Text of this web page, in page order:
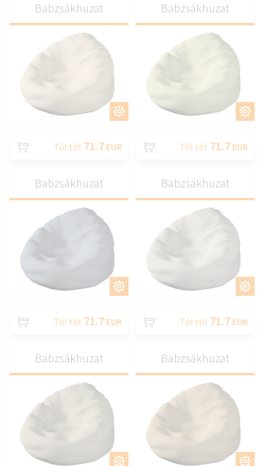
TESTRESZAB
Babzsákhuzat
Tól től 71.7 EUR
TESTRESZAB
Babzsákhuzat
Tól től 71.7 EUR
TESTRESZAB
Babzsákhuzat
Tól től 71.7 EUR
TESTRESZAB
Babzsákhuzat
Tól től 71.7 EUR
TESTRESZAB
Babzsákhuzat
TESTRESZAB
Babzsákhuzat